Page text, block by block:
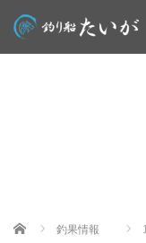
Home 釣果情報